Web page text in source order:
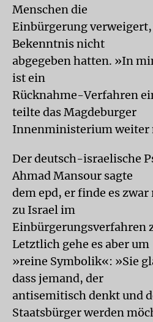
Menschen die
Einbürgerung
Bekenntnis nicht
abgegeben hatten. »In
ist ein
Rücknahme-Verfahren
teilte das Magdeburger
Innenministerium weiter
Der deutsch-israelische
Ahmad Mansour sagte
dem epd, er finde es
zu Israel im
Einbürgerungsverfahren
Letztlich gehe es aber um
»reine Symbolik«: »Sie
dass jemand, der
antisemitisch denkt und
Staatsbürger werden